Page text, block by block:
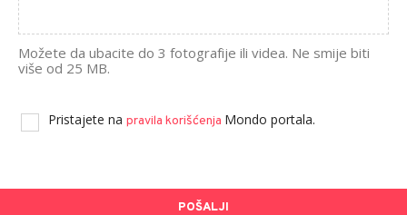
Možete da ubacite do 3 fotografije ili videa. Ne smije biti
više od 25 MB.
Pristajete na pravila korišćenja Mondo portala.
POŠALJI